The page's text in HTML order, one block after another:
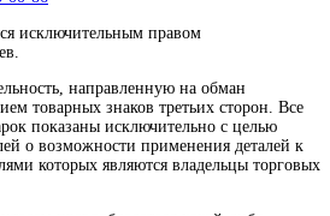
исключительным правом
направленную на обман
товарных знаков третьих сторон. Все
показаны исключительно с целью
о возможности применения деталей к
которых являются владельцы торговых